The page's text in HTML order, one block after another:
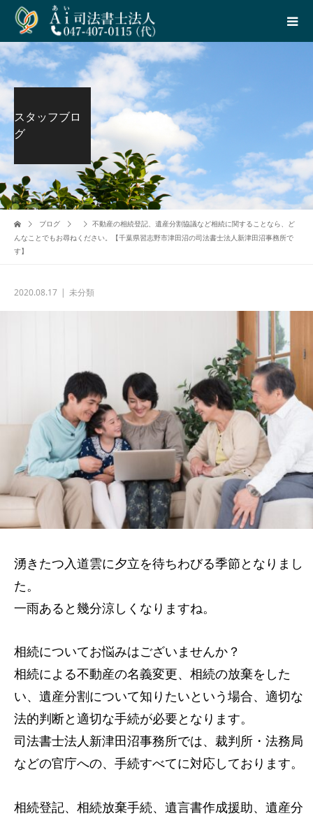
スタッフブロ
グ
ブログ
不動産の相続登記、遺産分割協議など相続に関することなら、ど
んなことでもお尋ねください。【千葉県習志野市津田沼の司法書士法人新津田沼事務所で
す】
2020.08.17 未分類
湧きたつ入道雲に夕立を待ちわびる季節となりまし
た。
一雨あると幾分涼しくなりますね。
相続についてお悩みはございませんか？
相続による不動産の名義変更、相続の放棄をした
い、遺産分割について知りたいという場合、適切な
法的判断と適切な手続が必要となります。
司法書士法人新津田沼事務所では、裁判所・法務局
などの官庁への、手続すべてに対応しております。
相続登記、相続放棄手続、遺言書作成援助、遺産分